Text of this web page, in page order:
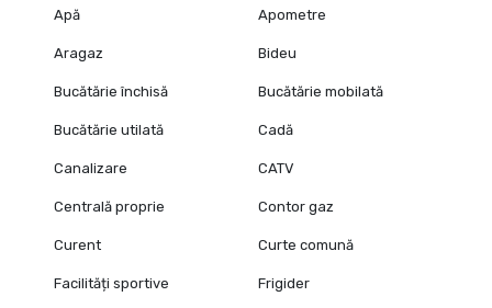
Apă Apometre
Aragaz Bideu
Bucătărie închisă Bucătărie mobilată
Bucătărie utilată Cadă
Canalizare CATV
Centrală proprie Contor gaz
Curent Curte comună
Facilități sportive Frigider